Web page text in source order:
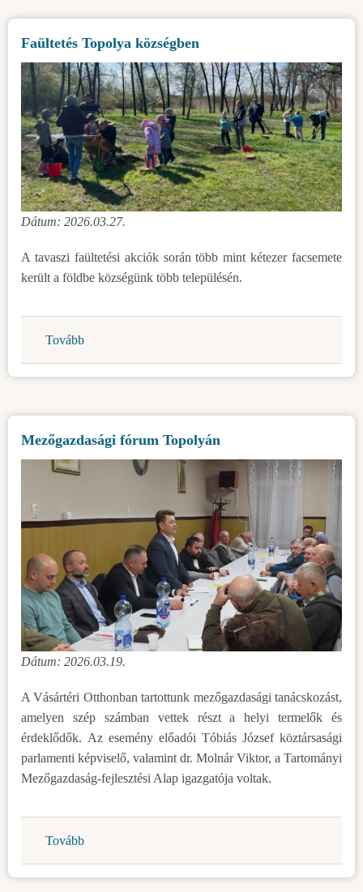
bajsai
Préló)
Faültetés Topolya községben
Dátum: 2026.03.27.
A tavaszi faültetési akciók során több mint kétezer facsemete
került a földbe községünk több településén.
Tovább
Topolya
községben)
Mezőgazdasági fórum Topolyán
Dátum: 2026.03.19.
A Vásártéri Otthonban tartottunk mezőgazdasági tanácskozást,
amelyen szép számban vettek részt a helyi termelők és
érdeklődők. Az esemény előadói Tóbiás József köztársasági
parlamenti képviselő, valamint dr. Molnár Viktor, a Tartományi
Mezőgazdaság-fejlesztési Alap igazgatója voltak.
Tovább
fórum
Topolyán)